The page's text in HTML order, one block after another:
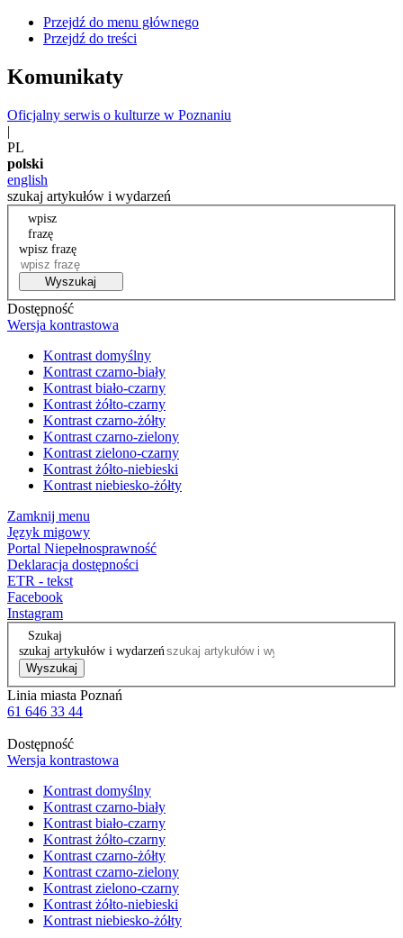
Przejdź do menu głównego
Przejdź do treści
Komunikaty
Oficjalny serwis o kulturze w Poznaniu
|
PL
polski
english
szukaj artykułów i wydarzeń
wpisz
frazę
wpisz frazę
Wyszukaj
Dostępność
Wersja kontrastowa
Kontrast domyślny
Kontrast czarno-biały
Kontrast biało-czarny
Kontrast żółto-czarny
Kontrast czarno-żółty
Kontrast czarno-zielony
Kontrast zielono-czarny
Kontrast żółto-niebieski
Kontrast niebiesko-żółty
Zamknij menu
Język migowy
Portal Niepełnosprawność
Deklaracja dostępności
ETR - tekst
Facebook
Instagram
Szukaj
szukaj artykułów i wydarzeń
Wyszukaj
Linia miasta Poznań
61 646 33 44
Dostępność
Wersja kontrastowa
Kontrast domyślny
Kontrast czarno-biały
Kontrast biało-czarny
Kontrast żółto-czarny
Kontrast czarno-żółty
Kontrast czarno-zielony
Kontrast zielono-czarny
Kontrast żółto-niebieski
Kontrast niebiesko-żółty